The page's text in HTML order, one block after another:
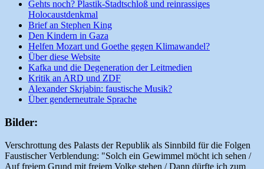
Gehts noch? Plastik-Stadtschloß und reinrassiges
Holocaustdenkmal
Brief an Stephen King
Den Kindern in Gaza
Helfen Mozart und Goethe gegen Klimawandel?
Über diese Website
Kafka und die Degeneration der Leitmedien
Kritik an ARD und ZDF
Alexander Skrjabin: faustische Musik?
Über genderneutrale Sprache
Bilder:
Verschrottung des Palasts der Republik als Sinnbild für die Folgen
Faustischer Verblendung: "Solch ein Gewimmel möcht ich sehen /
Auf freiem Grund mit freiem Volke stehen / Dann dürfte ich zum